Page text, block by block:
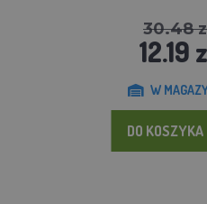
30.48
12.19
W
DO KOSZYKA